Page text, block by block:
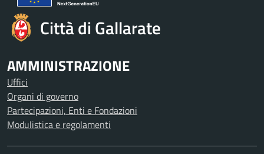
Città di Gallarate
AMMINISTRAZIONE
Uffici
Organi di governo
Partecipazioni, Enti e Fondazioni
Modulistica e regolamenti